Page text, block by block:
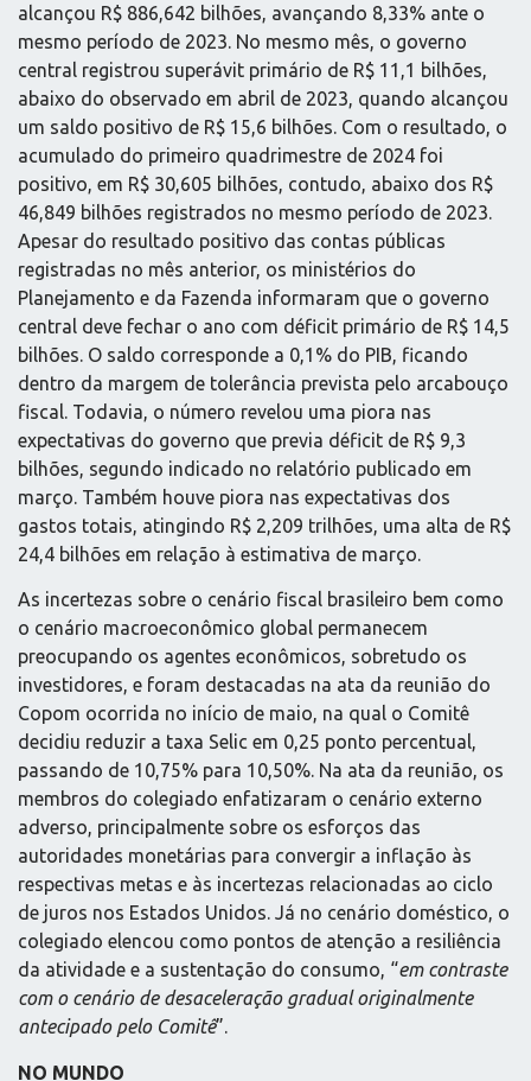
alcançou R$ 886,642 bilhões, avançando 8,33% ante o
mesmo período de 2023. No mesmo mês, o governo
central registrou superávit primário de R$ 11,1 bilhões,
abaixo do observado em abril de 2023, quando alcançou
um saldo positivo de R$ 15,6 bilhões. Com o resultado, o
acumulado do primeiro quadrimestre de 2024 foi
positivo, em R$ 30,605 bilhões, contudo, abaixo dos R$
46,849 bilhões registrados no mesmo período de 2023.
Apesar do resultado positivo das contas públicas
registradas no mês anterior, os ministérios do
Planejamento e da Fazenda informaram que o governo
central deve fechar o ano com déficit primário de R$ 14,5
bilhões. O saldo corresponde a 0,1% do PIB, ficando
dentro da margem de tolerância prevista pelo arcabouço
fiscal. Todavia, o número revelou uma piora nas
expectativas do governo que previa déficit de R$ 9,3
bilhões, segundo indicado no relatório publicado em
março. Também houve piora nas expectativas dos
gastos totais, atingindo R$ 2,209 trilhões, uma alta de R$
24,4 bilhões em relação à estimativa de março.
As incertezas sobre o cenário fiscal brasileiro bem como
o cenário macroeconômico global permanecem
preocupando os agentes econômicos, sobretudo os
investidores, e foram destacadas na ata da reunião do
Copom ocorrida no início de maio, na qual o Comitê
decidiu reduzir a taxa Selic em 0,25 ponto percentual,
passando de 10,75% para 10,50%. Na ata da reunião, os
membros do colegiado enfatizaram o cenário externo
adverso, principalmente sobre os esforços das
autoridades monetárias para convergir a inflação às
respectivas metas e às incertezas relacionadas ao ciclo
de juros nos Estados Unidos. Já no cenário doméstico, o
colegiado elencou como pontos de atenção a resiliência
da atividade e a sustentação do consumo, “em contraste
com o cenário de desaceleração gradual originalmente
antecipado pelo Comitê”.
NO MUNDO